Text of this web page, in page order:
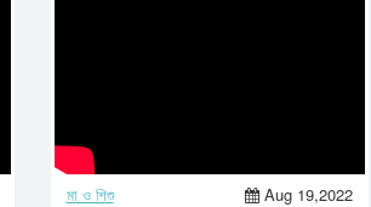
মা ও শিশু Aug 19,2022